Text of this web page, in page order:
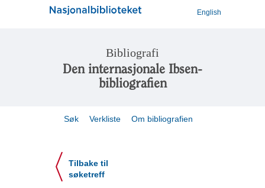
English
Bibliografi
Den internasjonale Ibsen-
bibliografien
Søk Verkliste Om bibliografien
Tilbake til
søketreff